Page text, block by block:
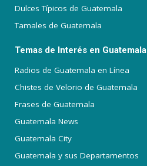
Dulces Típicos de Guatemala
Tamales de Guatemala
Temas de Interés en Guatemala
Radios de Guatemala en Línea
Chistes de Velorio de Guatemala
Frases de Guatemala
Guatemala News
Guatemala City
Guatemala y sus Departamentos